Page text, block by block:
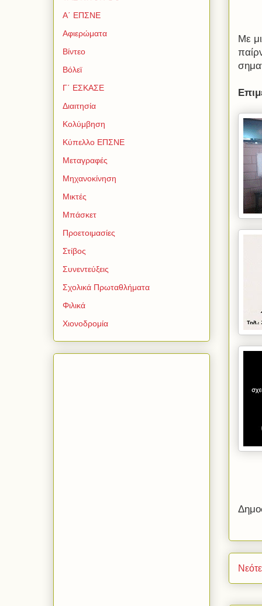
Με
Α΄ ΕΠΣΝΕ
Αφιερώματα
Βίντεο
Βόλεϊ
Γ΄ ΕΣΚΑΣΕ
Διαιτησία
Κολύμβηση
Κύπελλο ΕΠΣΝΕ
Μεταγραφές
Μηχανοκίνηση
Μικτές
Μπάσκετ
Προετοιμασίες
Στίβος
Συνεντεύξεις
Σχολικά Πρωταθλήματα
Φιλικά
Χιονοδρομία